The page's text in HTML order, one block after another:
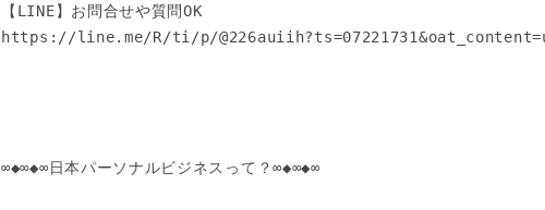
【LINE】お問合せや質問OK
https://line.me/R/ti/p/
∞◆∞◆∞日本パーソナルビジネスって？∞◆∞◆∞